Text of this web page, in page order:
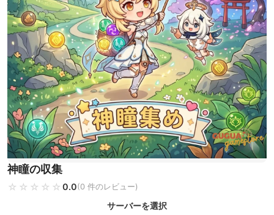
神瞳の収集
☆☆☆☆☆
★★★★★ 0.0(0 件のレビュー)
サーバーを選択